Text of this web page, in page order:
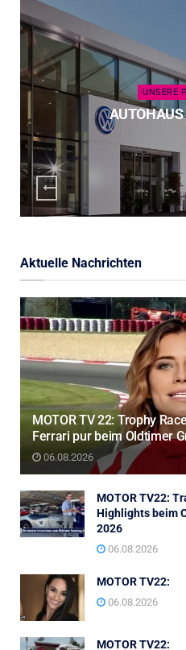
UNSERE
Aktuelle Nachrichten
MOTOR TV 22: Trophy
Ferrari pur beim Oldtimer
06.08.2026
MOTOR TV22:
Highlights beim
2026
06.08.2026
MOTOR TV22:
06.08.2026
MOTOR TV22: